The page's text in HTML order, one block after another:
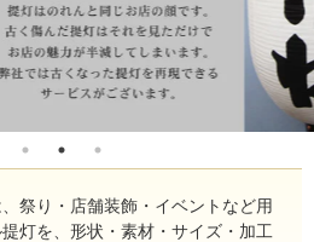
祭り・店舗装飾・イベントなど用
灯を、形状・素材・サイズ・加工